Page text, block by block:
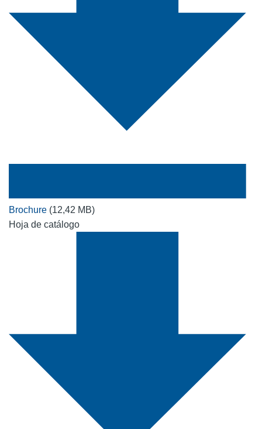
Brochure (12,42 MB)
Hoja de catálogo